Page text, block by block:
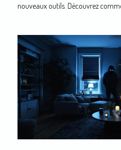
nouveaux outils. Découvrez